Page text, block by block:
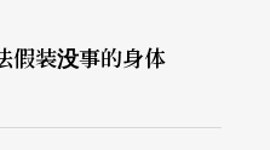
假装没事的身体